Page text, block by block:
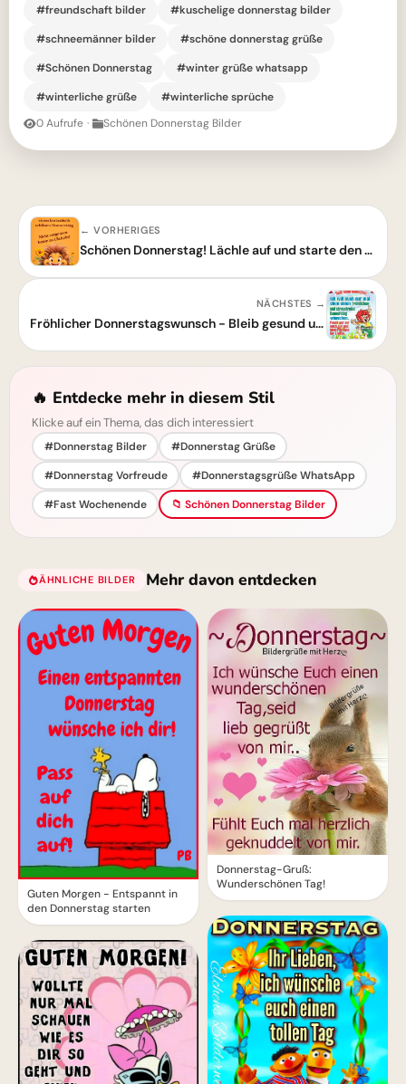
#freundschaft bilder
#kuschelige donnerstag bilder
#schneemänner bilder
#schöne donnerstag grüße
#Schönen Donnerstag
#winter grüße whatsapp
#winterliche grüße
#winterliche sprüche
0 Aufrufe · Schönen Donnerstag Bilder
← VORHERIGES
Schönen Donnerstag! Lächle auf und starte den Tag
NÄCHSTES →
Fröhlicher Donnerstagswunsch - Bleib gesund und stressfrei!
🔥 Entdecke mehr in diesem Stil
Klicke auf ein Thema, das dich interessiert
#Donnerstag Bilder
#Donnerstag Grüße
#Donnerstag Vorfreude
#Donnerstagsgrüße WhatsApp
#Fast Wochenende
📁 Schönen Donnerstag Bilder
ÄHNLICHE BILDER Mehr davon entdecken
Guten Morgen - Entspannt in
den Donnerstag starten
Donnerstag-Gruß:
Wunderschönen Tag!